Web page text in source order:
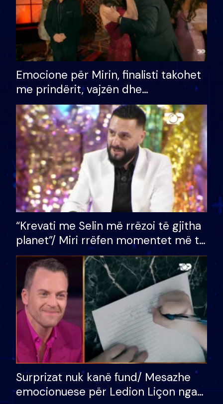
Emocione për Mirin, finalisti takohet
me prindërit, vajzën dhe
bashkëshorten: S’kemi ndonjë letër
divorci apo jo?
“Krevati me Selin më rrëzoi të gjitha
planet”/ Miri rrëfen momentet më të
bukura në shtëpinë e BB VIP: Do më
mungojë zilja e mëngjesit kur…
Surprizat nuk kanë fund/ Mesazhe
emocionuese për Ledion Liçon nga